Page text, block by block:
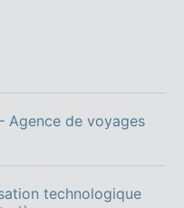
Agence de voyages
technologique